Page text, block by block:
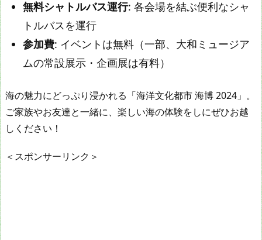
無料シャトルバス運行: 各会場を結ぶ便利なシャ
トルバスを運行
参加費: イベントは無料（一部、大和ミュージア
ムの常設展示・企画展は有料）
海の魅力にどっぷり浸かれる「海洋文化都市 海博 2024」。
ご家族やお友達と一緒に、楽しい海の体験をしにぜひお越
しください！
＜スポンサーリンク＞